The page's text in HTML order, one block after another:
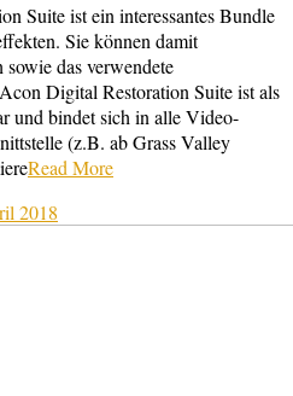
Suite ist ein interessantes Bundle
Sie können damit
das verwendete
Digital Restoration Suite ist als
und bindet sich in alle Video-
(z.B. ab Grass Valley
Read More
2018